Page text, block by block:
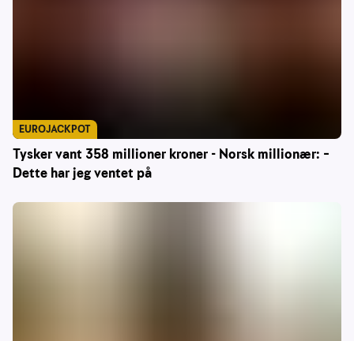
Tysker vant 358 millioner kroner - Norsk millionær: –
Dette har jeg ventet på
EUROJACKPOT